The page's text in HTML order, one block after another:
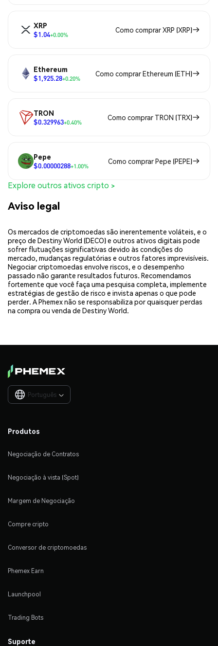
XRP
$1.04+0.00%
Como comprar XRP (XRP)
Ethereum
$1,925.28+0.20%
Como comprar Ethereum (ETH)
TRON
$0.329963+0.40%
Como comprar TRON (TRX)
Pepe
$0.00000288+1.00%
Como comprar Pepe (PEPE)
Explore outros ativos cripto >
Aviso legal
Os mercados de criptomoedas são inerentemente voláteis, e o
preço de Destiny World (DECO) e outros ativos digitais pode
sofrer flutuações significativas devido às condições do
mercado, mudanças regulatórias e outros fatores imprevisíveis.
Negociar criptomoedas envolve riscos, e o desempenho
passado não garante resultados futuros. Recomendamos
fortemente que você faça uma pesquisa completa, implemente
estratégias de gestão de risco e invista apenas o que pode
perder. A Phemex não se responsabiliza por quaisquer perdas
na compra ou venda de Destiny World.
Português 
Produtos
Negociação de Contratos
Negociação à vista (Spot)
Margem de Negociação
Compre cripto
Conversor de criptomoedas
Phemex Earn
Launchpool
Trading Bots
Suporte